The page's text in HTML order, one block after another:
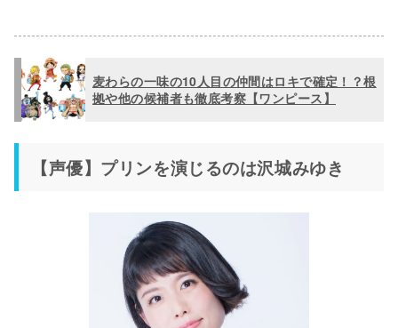
麦わらの一味の10人目の仲間はロキで確定！？根
拠や他の候補者も徹底考察【ワンピース】
【声優】プリンを演じるのは沢城みゆき